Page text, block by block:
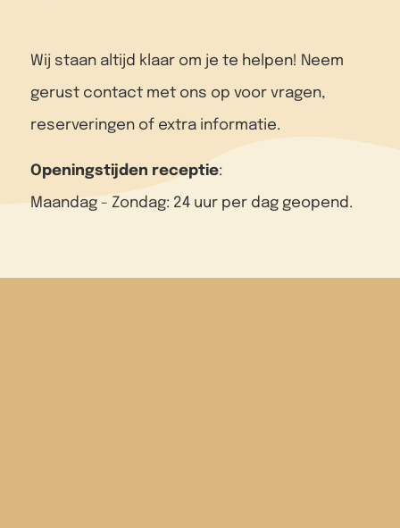
Wij staan altijd klaar om je te helpen! Neem
gerust contact met ons op voor vragen,
reserveringen of extra informatie.
Openingstijden receptie:
Maandag - Zondag: 24 uur per dag geopend.